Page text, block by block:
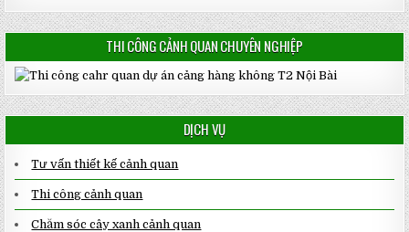
THI CÔNG CẢNH QUAN CHUYÊN NGHIỆP
DỊCH VỤ
Tư vấn thiết kế cảnh quan
Thi công cảnh quan
Chăm sóc cây xanh cảnh quan